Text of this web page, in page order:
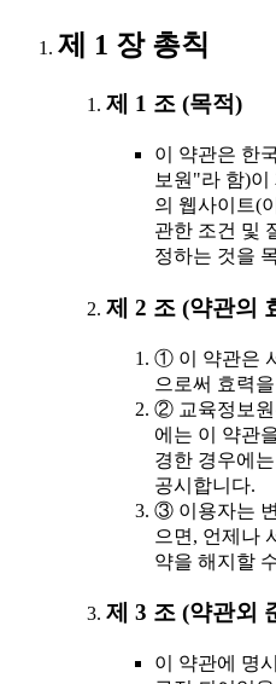
제 1 장 총칙
제 1 조 (목적)
이 약관은 한
보원"라 함)
의 웹사이트(
관한 조건 및
정하는 것을
제 2 조 (약관의
① 이 약관은
으로써 효력
② 교육정보원
에는 이 약관
경한 경우에
공시합니다.
③ 이용자는
으면, 언제나
약을 해지할
제 3 조 (약관외
이 약관에 명